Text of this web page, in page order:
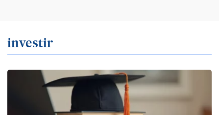
investir